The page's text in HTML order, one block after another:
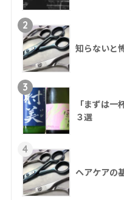
2
知らないと
3
「まずは一
３選
4
ヘアケアの